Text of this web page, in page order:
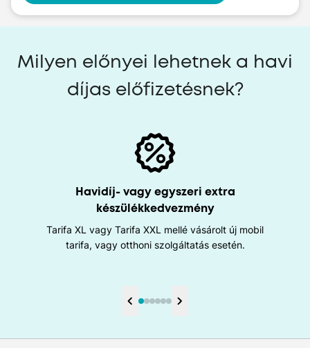
Milyen előnyei lehetnek a havi
díjas előfizetésnek?
Havidíj- vagy egyszeri extra
készülékkedvezmény
Tarifa XL vagy Tarifa XXL mellé vásárolt új mobil
tarifa, vagy otthoni szolgáltatás esetén.